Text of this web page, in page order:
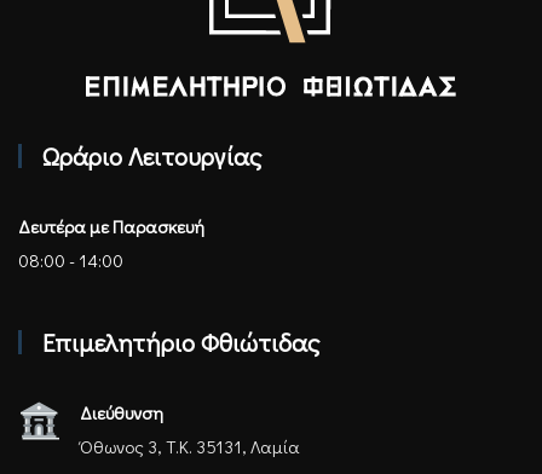
Ωράριο Λειτουργίας
Δευτέρα με Παρασκευή
08:00 - 14:00
Επιμελητήριο Φθιώτιδας
Διεύθυνση
Όθωνος 3, Τ.Κ. 35131, Λαμία